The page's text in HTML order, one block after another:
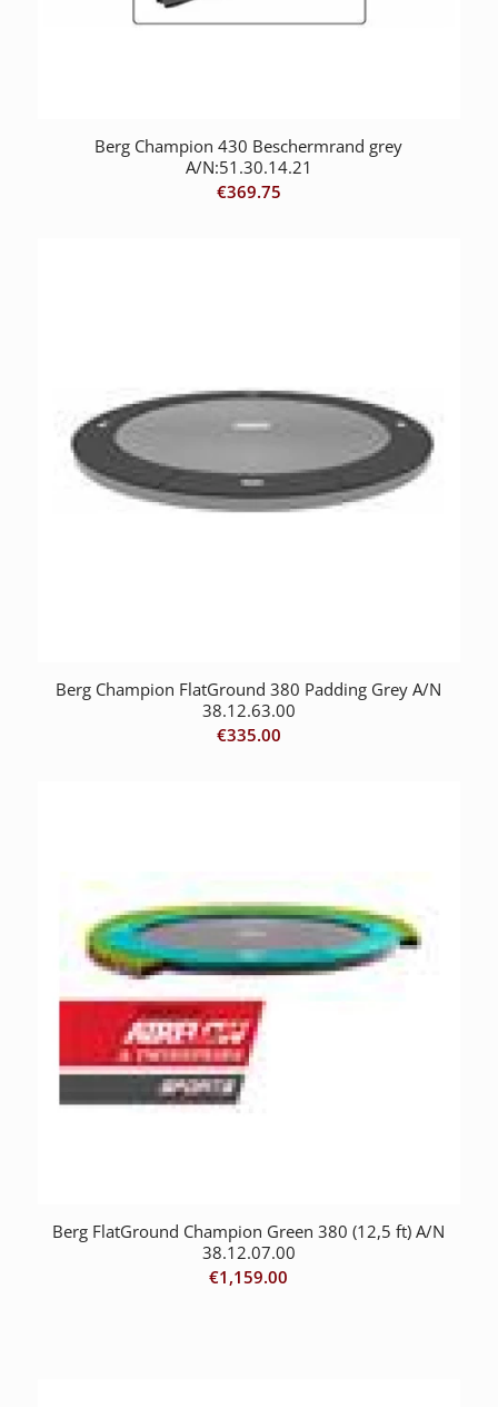
Berg Champion 430 Beschermrand grey
A/N:51.30.14.21
€369.75
Berg Champion FlatGround 380 Padding Grey A/N
38.12.63.00
€335.00
Berg FlatGround Champion Green 380 (12,5 ft) A/N
38.12.07.00
€1,159.00